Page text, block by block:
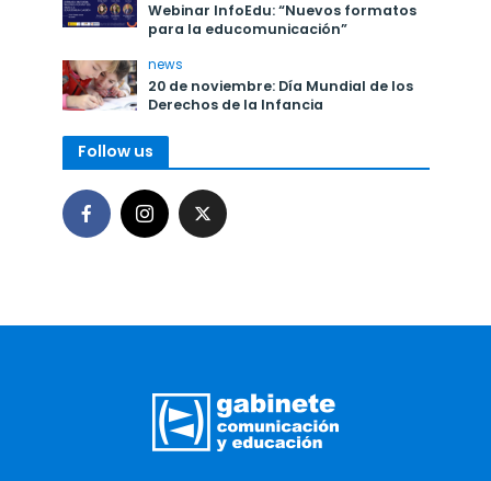
Webinar InfoEdu: “Nuevos formatos
para la educomunicación”
news
20 de noviembre: Día Mundial de los
Derechos de la Infancia
Follow us